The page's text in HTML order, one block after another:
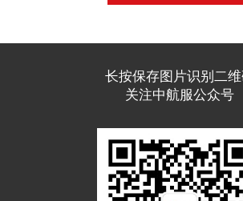
长按保存图片识别二
关注中航服公众号